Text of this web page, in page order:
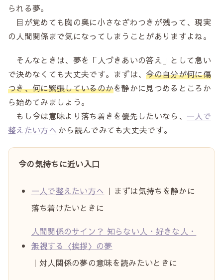
られる夢。
目が覚めても胸の奥に小さなざわつきが残って、現実
の人間関係まで気になってしまうことがありますよね。
そんなときは、夢を「人づきあいの答え」として急い
で決めなくても大丈夫です。まずは、今の自分が何に傷
つき、何に緊張しているのかを静かに見つめるところか
ら始めてみましょう。
もし今は意味より落ち着きを優先したいなら、 一人で
整えたい方へ から読んでみても大丈夫です。
今の気持ちに近い入口
一人で整えたい方へ ｜まずは気持ちを静かに
落ち着けたいときに
人間関係のサイン？ 知らない人・好きな人・
無視する〈挨拶〉の夢
｜対人関係の夢の意味を読みたいときに